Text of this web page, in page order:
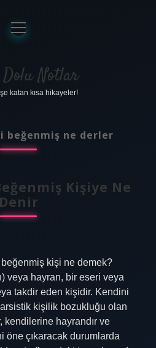
Anasayfa
Politikası
Uyarı
menüyü
aç
Notlar
katan kısa hikayeler!
beğenmiş ne derler
Kişiye Ne
Denir
kişi ne demek?
veya hayran, bir eseri veya
takdir eden kişidir. Kendini
kişilik bozukluğu olan
kendilerine hayrandır ve
öne çıkaracak durumlarda